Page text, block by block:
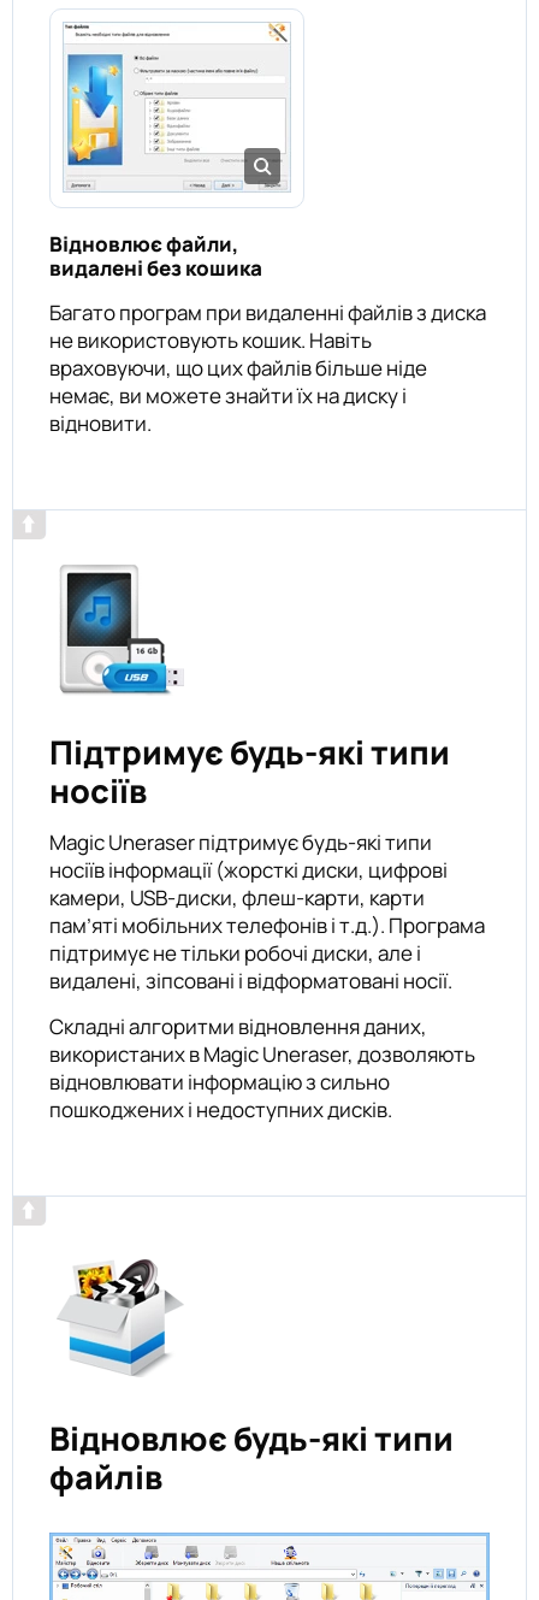
Відновлює файли,
видалені без кошика
Багато програм при видаленні файлів з диска
не використовують кошик. Навіть
враховуючи, що цих файлів більше ніде
немає, ви можете знайти їх на диску і
відновити.
Підтримує будь-які типи
носіїв
Magic Uneraser підтримує будь-які типи
носіїв інформації (жорсткі диски, цифрові
камери, USB-диски, флеш-карти, карти
пам’яті мобільних телефонів і т.д.). Програма
підтримує не тільки робочі диски, але і
видалені, зіпсовані і відформатовані носії.
Складні алгоритми відновлення даних,
використаних в Magic Uneraser, дозволяють
відновлювати інформацію з сильно
пошкоджених і недоступних дисків.
Відновлює будь-які типи
файлів